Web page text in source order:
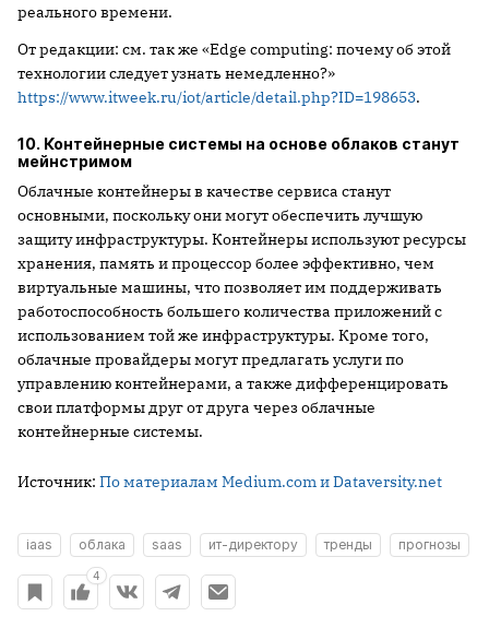
реального времени.
От редакции: см. так же «Edge computing: почему об этой
технологии следует узнать немедленно?»
https://www.itweek.ru/iot/article/detail.php?ID=198653.
10. Контейнерные системы на основе облаков станут
мейнстримом
Облачные контейнеры в качестве сервиса станут
основными, поскольку они могут обеспечить лучшую
защиту инфраструктуры. Контейнеры используют ресурсы
хранения, память и процессор более эффективно, чем
виртуальные машины, что позволяет им поддерживать
работоспособность большего количества приложений с
использованием той же инфраструктуры. Кроме того,
облачные провайдеры могут предлагать услуги по
управлению контейнерами, а также дифференцировать
свои платформы друг от друга через облачные
контейнерные системы.
Источник: По материалам Medium.com и Dataversity.net
iaas облака saas ит-директору тренды прогнозы
4